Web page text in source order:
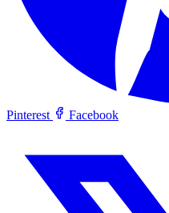
Pinterest Facebook